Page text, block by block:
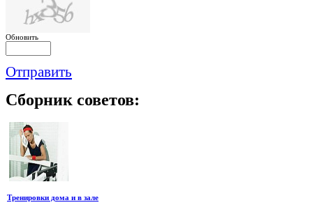
Обновить
Отправить
Сборник советов:
Тренировки дома и в зале